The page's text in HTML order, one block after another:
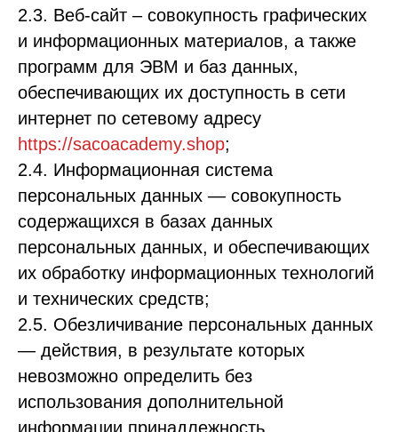
2.3. Веб-сайт – совокупность графических
и информационных материалов, а также
программ для ЭВМ и баз данных,
обеспечивающих их доступность в сети
интернет по сетевому адресу
https://sacoacademy.shop;
2.4. Информационная система
персональных данных — совокупность
содержащихся в базах данных
персональных данных, и обеспечивающих
их обработку информационных технологий
и технических средств;
2.5. Обезличивание персональных данных
— действия, в результате которых
невозможно определить без
использования дополнительной
информации принадлежность